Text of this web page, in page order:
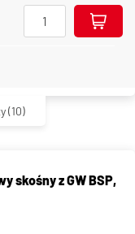
(10)
skośny z GW BSP,